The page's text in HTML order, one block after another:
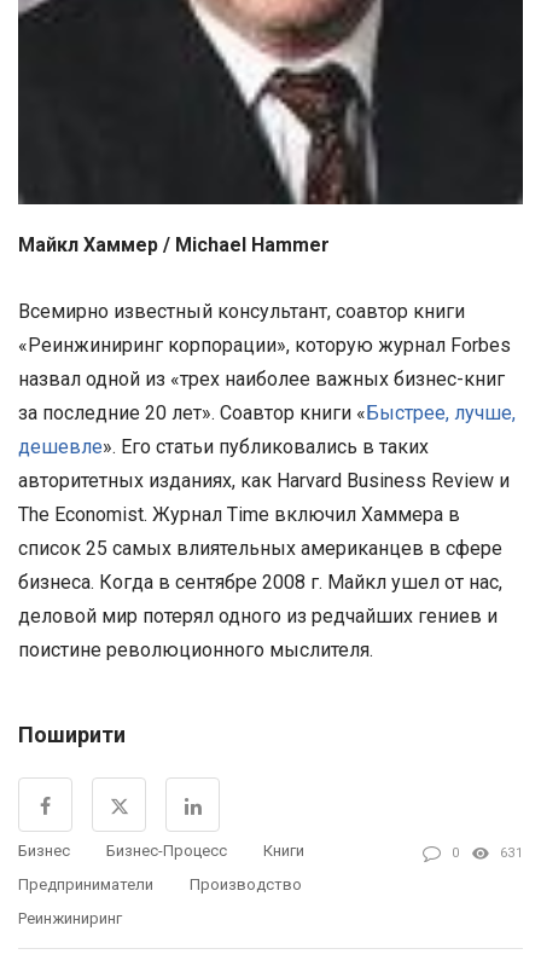
Майкл Хаммер / Michael Hammer
Всемирно известный консультант, соавтор книги
«Реинжиниринг корпорации», которую журнал Forbes
назвал одной из «трех наиболее важных бизнес-книг
за последние 20 лет». Соавтор книги «Быстрее, лучше,
дешевле». Его статьи публиковались в таких
авторитетных изданиях, как Harvard Business Review и
The Economist. Журнал Time включил Хаммера в
список 25 самых влиятельных американцев в сфере
бизнеса. Когда в сентябре 2008 г. Майкл ушел от нас,
деловой мир потерял одного из редчайших гениев и
поистине революционного мыслителя.
Поширити
Бизнес Бизнес-Процесс
Книги
Предприниматели
Производство
Реинжиниринг
0 631